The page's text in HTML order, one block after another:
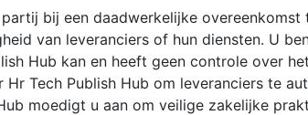
bij een daadwerkelijke
van leveranciers of hun diensten. U
Hub kan en heeft geen controle over
Tech Publish Hub om leveranciers te
moedigt u aan om veilige zakelijke